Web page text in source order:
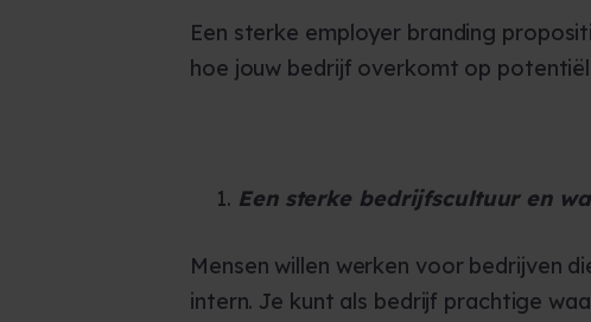
Een sterke employer branding
hoe jouw bedrijf overkomt op
Een sterke bedrijfscultuur en
Mensen willen werken voor bedrijven
intern. Je kunt als bedrijf prachtige